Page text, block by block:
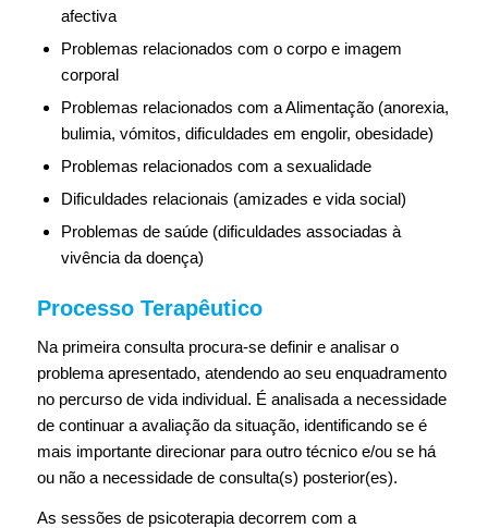
afectiva
Problemas relacionados com o corpo e imagem
corporal
Problemas relacionados com a Alimentação (anorexia,
bulimia, vómitos, dificuldades em engolir, obesidade)
Problemas relacionados com a sexualidade
Dificuldades relacionais (amizades e vida social)
Problemas de saúde (dificuldades associadas à
vivência da doença)
Processo Terapêutico
Na primeira consulta procura-se definir e analisar o
problema apresentado, atendendo ao seu enquadramento
no percurso de vida individual. É analisada a necessidade
de continuar a avaliação da situação, identificando se é
mais importante direcionar para outro técnico e/ou se há
ou não a necessidade de consulta(s) posterior(es).
As sessões de psicoterapia decorrem com a